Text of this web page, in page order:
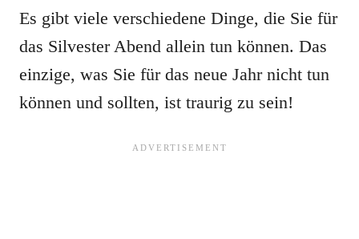
Es gibt viele verschiedene Dinge, die Sie für
das Silvester Abend allein tun können. Das
einzige, was Sie für das neue Jahr nicht tun
können und sollten, ist traurig zu sein!